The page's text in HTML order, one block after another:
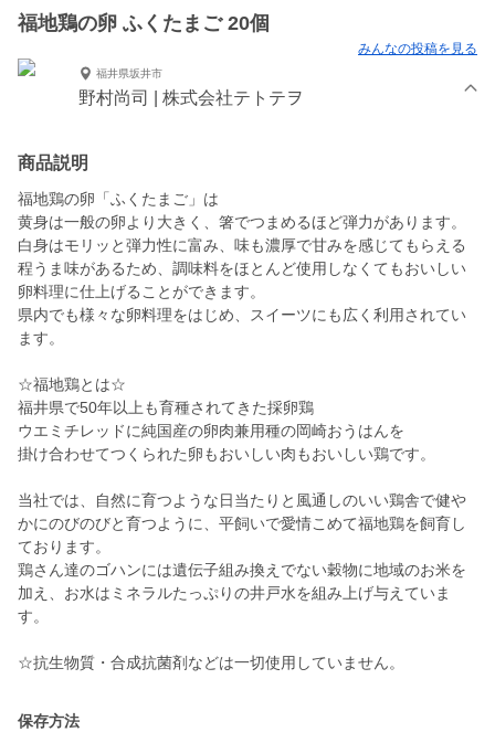
福地鶏の卵 ふくたまご 20個
みんなの投稿を見る
福井県坂井市
野村尚司 | 株式会社テトテヲ
商品説明
福地鶏の卵「ふくたまご」は
黄身は一般の卵より大きく、箸でつまめるほど弾力があります。
白身はモリッと弾力性に富み、味も濃厚で甘みを感じてもらえる
程うま味があるため、調味料をほとんど使用しなくてもおいしい
卵料理に仕上げることができます。
県内でも様々な卵料理をはじめ、スイーツにも広く利用されてい
ます。
☆福地鶏とは☆
福井県で50年以上も育種されてきた採卵鶏
ウエミチレッドに純国産の卵肉兼用種の岡崎おうはんを
掛け合わせてつくられた卵もおいしい肉もおいしい鶏です。
当社では、自然に育つような日当たりと風通しのいい鶏舎で健や
かにのびのびと育つように、平飼いで愛情こめて福地鶏を飼育し
ております。
鶏さん達のゴハンには遺伝子組み換えでない穀物に地域のお米を
加え、お水はミネラルたっぷりの井戸水を組み上げ与えていま
す。
☆抗生物質・合成抗菌剤などは一切使用していません。
保存方法